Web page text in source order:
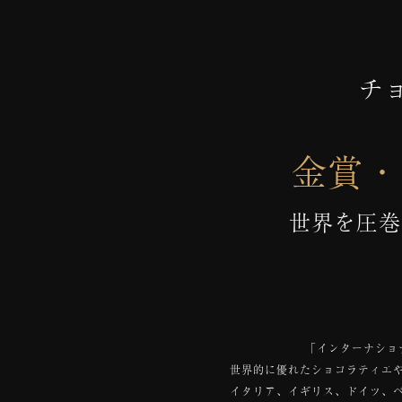
チ
金賞
世界を圧
「インターナシ
世界的に優れたショコラティエ
イタリア、イギリス、ドイツ、